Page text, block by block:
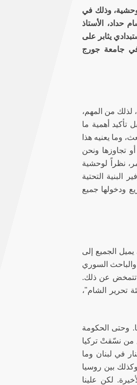
وذلك في
حداد، الأستاذ
يثابر على
في جامعة جورج
لذلك من المهم،
تأكيد أهمية ما
بعد ٧١ عامًا من حكم حزب البعث، وما يعنيه هذا
تجاوزها ونحن
نظراً لوحشية
بعد عام ٢٠١٩ و٢٠٢٠، وعجزه عن توفير البنية التحتية
ودخولها جميع
الجميع إلى
السوري
تتمخض عن ذلك.
تحرير الشام"،
وحتى الحكومة
من نسّقتْ تركيا
في لبنان وما
بين روسيا
لكن علينا